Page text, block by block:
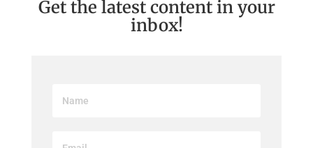
Get the latest content in your
inbox!